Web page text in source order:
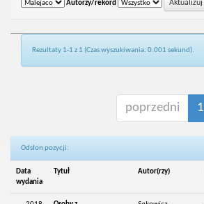
Autorzy/rekord
Rezultaty 1-1 z 1 (Czas wyszukiwania: 0.001 sekund).
poprzedni 1
Odsłon pozycji:
Data
wydania
Tytuł Autor(rzy)